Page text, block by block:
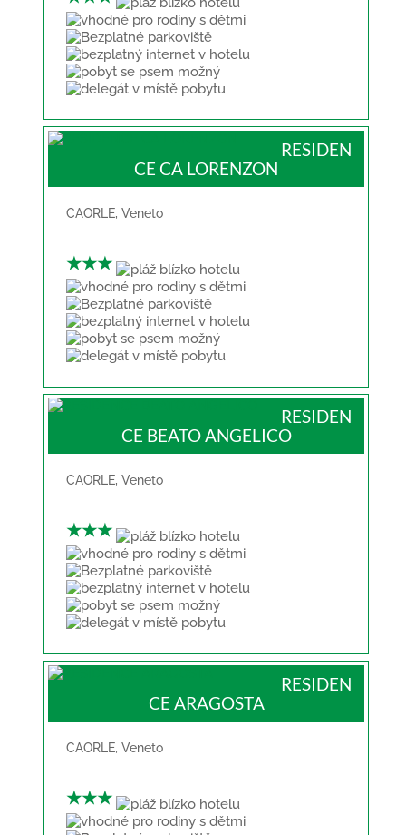
RESIDEN
CE CA LORENZON
CAORLE, Veneto
★★★
RESIDEN
CE BEATO ANGELICO
CAORLE, Veneto
★★★
RESIDEN
CE ARAGOSTA
CAORLE, Veneto
★★★